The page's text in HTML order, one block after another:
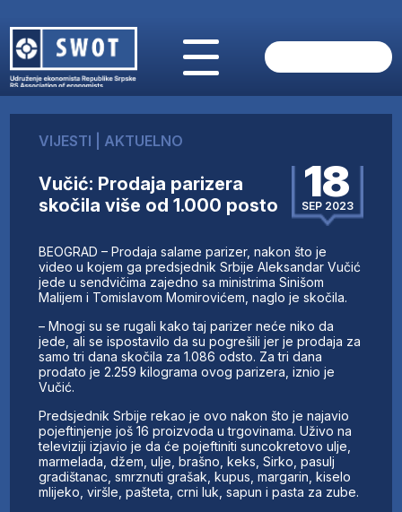
O NAMA
AKTUELNO
ANALIZE
FINANSIJE
IZ STRANIH MEDIJA
AKTIVNOSTI
SWOT INTERVJU
UČLANI SE
KONTAKT
VIJESTI AKTUELNO
Vučić: Prodaja parizera
skočila više od 1.000 posto
18
SEP 2023
BEOGRAD – Prodaja salame parizer, nakon što je
video u kojem ga predsjednik Srbije Aleksandar Vučić
jede u sendvičima zajedno sa ministrima Sinišom
Malijem i Tomislavom Momirovićem, naglo je skočila.
– Mnogi su se rugali kako taj parizer neće niko da
jede, ali se ispostavilo da su pogrešili jer je prodaja za
samo tri dana skočila za 1.086 odsto. Za tri dana
prodato je 2.259 kilograma ovog parizera, iznio je
Vučić.
Predsjednik Srbije rekao je ovo nakon što je najavio
pojeftinjenje još 16 proizvoda u trgovinama. Uživo na
televiziji izjavio je da će pojeftiniti suncokretovo ulje,
marmelada, džem, ulje, brašno, keks, Sirko, pasulj
gradištanac, smrznuti grašak, kupus, margarin, kiselo
mlijeko, viršle, pašteta, crni luk, sapun i pasta za zube.